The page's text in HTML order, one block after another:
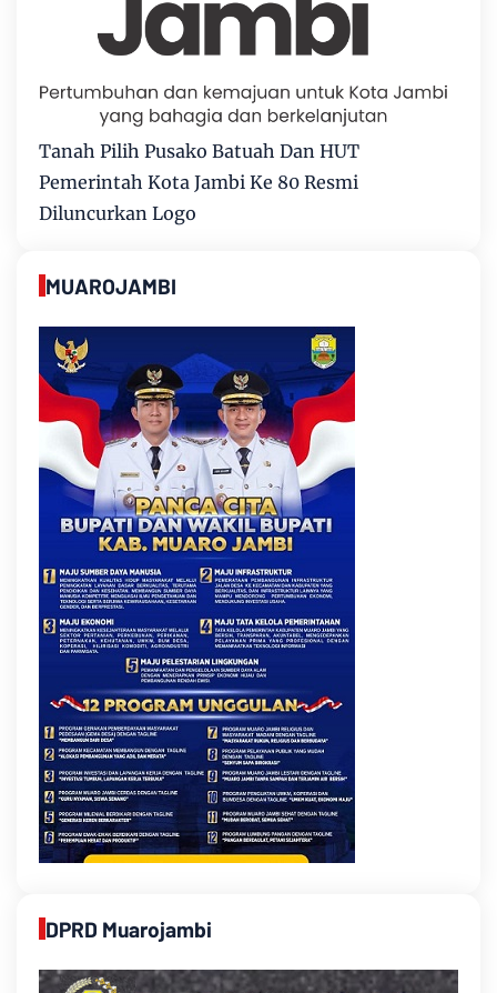
Tanah Pilih Pusako Batuah Dan HUT
Pemerintah Kota Jambi Ke 80 Resmi
Diluncurkan Logo
MUAROJAMBI
DPRD Muarojambi